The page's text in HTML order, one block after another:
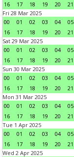
16
17 18 19 20 21
Fri 28 Mar 2025
00
01 02 03 04 05
16
17 18 19 20 21
Sat 29 Mar 2025
00
01 02 03 04 05
16
17 18 19 20 21
Sun 30 Mar 2025
00
01 02 03 04 05
16
17 18 19 20 21
Mon 31 Mar 2025
00
01 02 03 04 05
16
17 18 19 20 21
Tue 1 Apr 2025
00
01 02 03 04 05
16
17 18 19 20 21
Wed 2 Apr 2025